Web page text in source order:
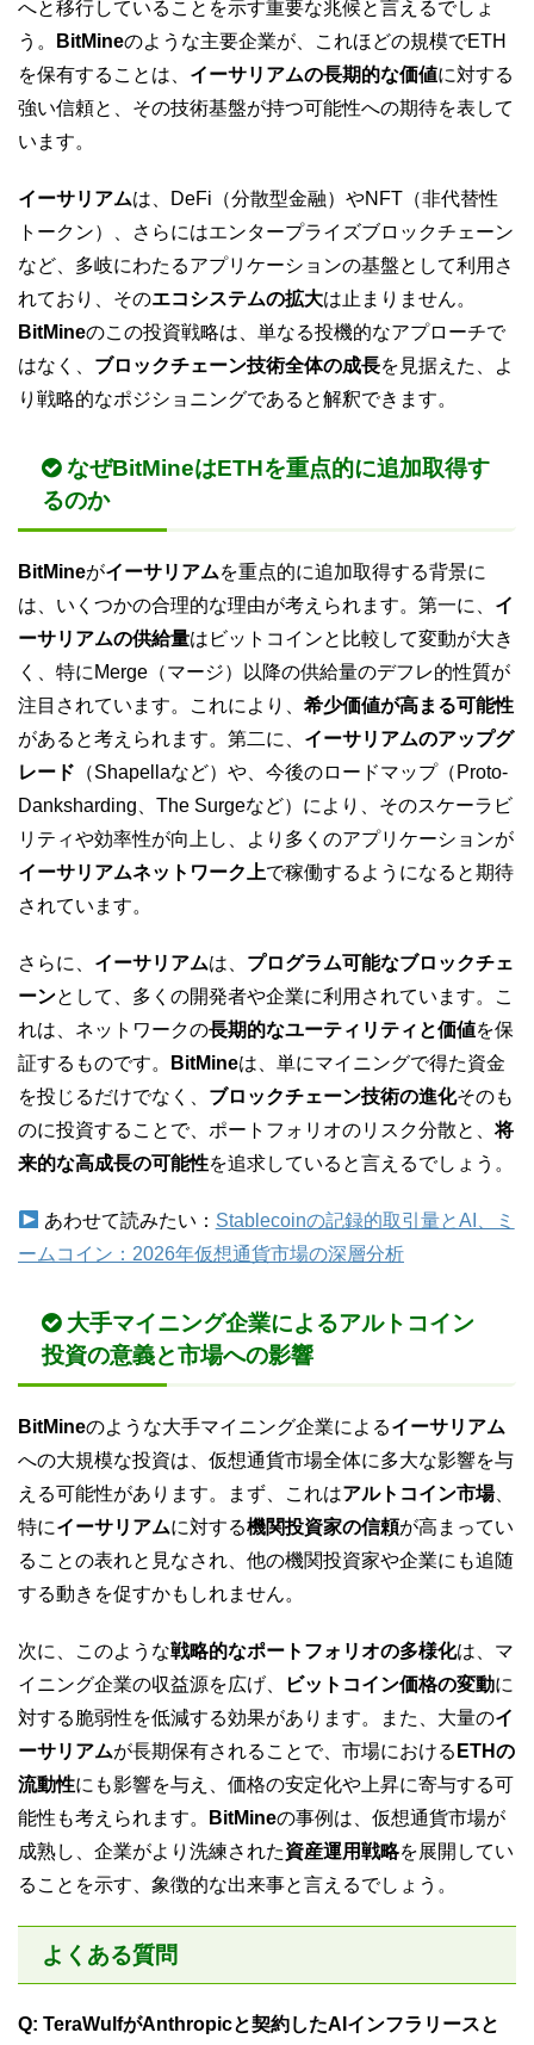
へと移行していることを示す重要な兆候と言えるでしょ
う。
BitMineのような主要企業が、これほどの規模でETH
を保有することは、 イーサリアムの長期的な価値に対する
強い信頼と、その技術基盤が持つ可能性への期待を表して
います。
イーサリアムは、DeFi（分散型金融）やNFT（非代替性
トークン）、さらにはエンタープライズブロックチェーン
など、多岐にわたるアプリケーションの基盤として利用さ
れており、そのエコシステムの拡大は止まりません。
BitMineのこの投資戦略は、単なる投機的なアプローチで
はなく、 ブロックチェーン技術全体の成長を見据えた、よ
り戦略的なポジショニングであると解釈できます。
なぜBitMineはETHを重点的に追加取得す
るのか
BitMineがイーサリアムを重点的に追加取得する背景に
は、いくつかの合理的な理由が考えられます。第一に、 イ
ーサリアムの供給量はビットコインと比較して変動が大き
く、特にMerge（マージ）以降の供給量のデフレ的性質が
注目されています。これにより、 希少価値が高まる可能性
があると考えられます。第二に、 イーサリアムのアップグ
レード （Shapellaなど）や、今後のロードマップ（Proto-
Danksharding、The Surgeなど）により、そのスケーラビ
リティや効率性が向上し、より多くのアプリケーションが
イーサリアムネットワーク上で稼働するようになると期待
されています。
さらに、 イーサリアムは、 プログラム可能なブロックチェ
ーンとして、多くの開発者や企業に利用されています。こ
れは、ネットワークの長期的なユーティリティと価値を保
証するものです。
BitMineは、単にマイニングで得た資金
を投じるだけでなく、 ブロックチェーン技術の進化そのも
のに投資することで、ポートフォリオのリスク分散と、将
来的な高成長の可能性を追求していると言えるでしょう。
あわせて読みたい： Stablecoinの記録的取引量とAI、ミ
ームコイン：2026年仮想通貨市場の深層分析
大手マイニング企業によるアルトコイン
投資の意義と市場への影響
BitMineのような大手マイニング企業によるイーサリアム
への大規模な投資は、仮想通貨市場全体に多大な影響を与
える可能性があります。まず、これはアルトコイン市場、
特にイーサリアムに対する機関投資家の信頼が高まってい
ることの表れと見なされ、他の機関投資家や企業にも追随
する動きを促すかもしれません。
次に、このような戦略的なポートフォリオの多様化は、マ
イニング企業の収益源を広げ、
ビットコイン価格の変動に
対する脆弱性を低減する効果があります。また、大量のイ
ーサリアムが長期保有されることで、市場における ETHの
流動性にも影響を与え、価格の安定化や上昇に寄与する可
能性も考えられます。
BitMineの事例は、仮想通貨市場が
成熟し、企業がより洗練された資産運用戦略を展開してい
ることを示す、象徴的な出来事と言えるでしょう。
よくある質問
Q: TeraWulfがAnthropicと契約したAIインフラリースと